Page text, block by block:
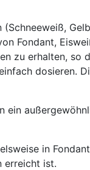
Fondant,
zu erhalten,
dosieren.
ein
in
erreicht ist.